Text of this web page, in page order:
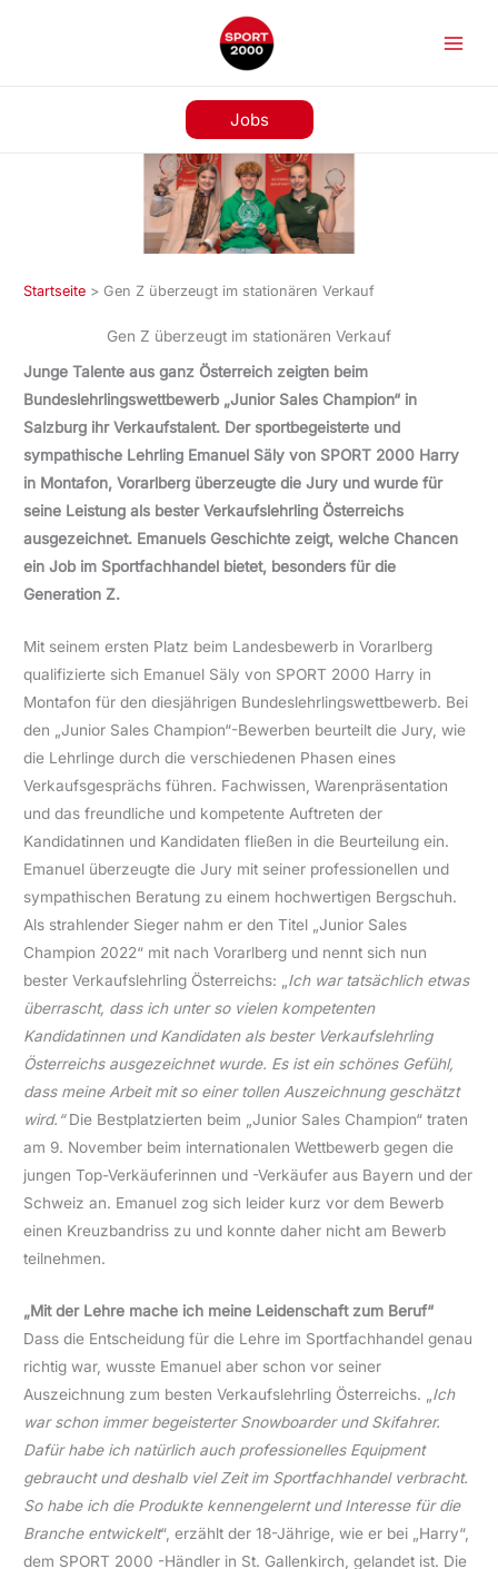
Jobs
Startseite >Gen Z überzeugt im stationären Verkauf
Gen Z überzeugt im stationären Verkauf
Junge Talente aus ganz Österreich zeigten beim
Bundeslehrlingswettbewerb „Junior Sales Champion“ in
Salzburg ihr Verkaufstalent. Der sportbegeisterte und
sympathische Lehrling Emanuel Säly von SPORT 2000 Harry
in Montafon, Vorarlberg überzeugte die Jury und wurde für
seine Leistung als bester Verkaufslehrling Österreichs
ausgezeichnet. Emanuels Geschichte zeigt, welche Chancen
ein Job im Sportfachhandel bietet, besonders für die
Generation Z.
Mit seinem ersten Platz beim Landesbewerb in Vorarlberg
qualifizierte sich Emanuel Säly von SPORT 2000 Harry in
Montafon für den diesjährigen Bundeslehrlingswettbewerb. Bei
den „Junior Sales Champion“-Bewerben beurteilt die Jury, wie
die Lehrlinge durch die verschiedenen Phasen eines
Verkaufsgesprächs führen. Fachwissen, Warenpräsentation
und das freundliche und kompetente Auftreten der
Kandidatinnen und Kandidaten fließen in die Beurteilung ein.
Emanuel überzeugte die Jury mit seiner professionellen und
sympathischen Beratung zu einem hochwertigen Bergschuh.
Als strahlender Sieger nahm er den Titel „Junior Sales
Champion 2022“ mit nach Vorarlberg und nennt sich nun
bester Verkaufslehrling Österreichs: „ Ich war tatsächlich etwas
überrascht, dass ich unter so vielen kompetenten
Kandidatinnen und Kandidaten als bester Verkaufslehrling
Österreichs ausgezeichnet wurde. Es ist ein schönes Gefühl,
dass meine Arbeit mit so einer tollen Auszeichnung geschätzt
wird.“Die Bestplatzierten beim „Junior Sales Champion“ traten
am 9. November beim internationalen Wettbewerb gegen die
jungen Top-Verkäuferinnen und -Verkäufer aus Bayern und der
Schweiz an. Emanuel zog sich leider kurz vor dem Bewerb
einen Kreuzbandriss zu und konnte daher nicht am Bewerb
teilnehmen.
„Mit der Lehre mache ich meine Leidenschaft zum Beruf“
Dass die Entscheidung für die Lehre im Sportfachhandel genau
richtig war, wusste Emanuel aber schon vor seiner
Auszeichnung zum besten Verkaufslehrling Österreichs. „ Ich
war schon immer begeisterter Snowboarder und Skifahrer.
Dafür habe ich natürlich auch professionelles Equipment
gebraucht und deshalb viel Zeit im Sportfachhandel verbracht.
So habe ich die Produkte kennengelernt und Interesse für die
Branche entwickelt“, erzählt der 18-Jährige, wie er bei „Harry“,
dem SPORT 2000 -Händler in St. Gallenkirch, gelandet ist. Die